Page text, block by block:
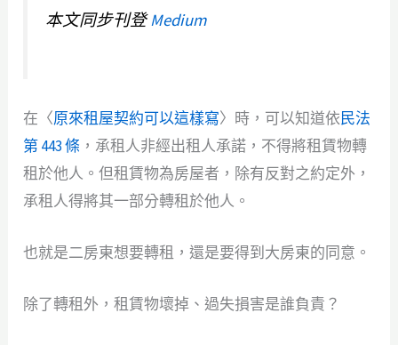
本文同步刊登Medium
在〈原來租屋契約可以這樣寫〉時，可以知道依民法
第 443 條 ，承租人非經出租人承諾，不得將租賃物轉
租於他人。但租賃物為房屋者，除有反對之約定外，
承租人得將其一部分轉租於他人。
也就是二房東想要轉租，還是要得到大房東的同意。
除了轉租外，租賃物壞掉、過失損害是誰負責？